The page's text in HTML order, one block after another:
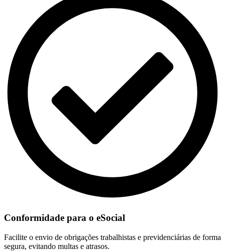
Conformidade para o eSocial
Facilite o envio de obrigações trabalhistas e previdenciárias de forma
segura, evitando multas e atrasos.